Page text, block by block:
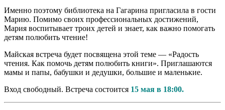
Именно поэтому библиотека на Гагарина пригласила в гости
Марию. Помимо своих профессиональных достижений,
Мария воспитывает троих детей и знает, как важно помогать
детям полюбить чтение!
Майская встреча будет посвящена этой теме — «Радость
чтения. Как помочь детям полюбить книги». Приглашаются
мамы и папы, бабушки и дедушки, большие и маленькие.
Вход свободный. Встреча состоится 15 мая в 18:00.